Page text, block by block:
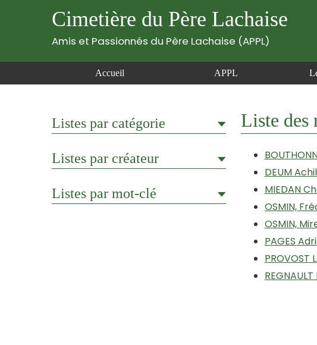
Cimetière du Père Lachaise
Amis et Passionnés du Père Lachaise (APPL)
Accueil APPL
Listes par catégorie
Listes par créateur
Listes par mot-clé
Liste des
DEUM
MIEDAN
OSMIN,
OSMIN,
PAGES
PROVOST